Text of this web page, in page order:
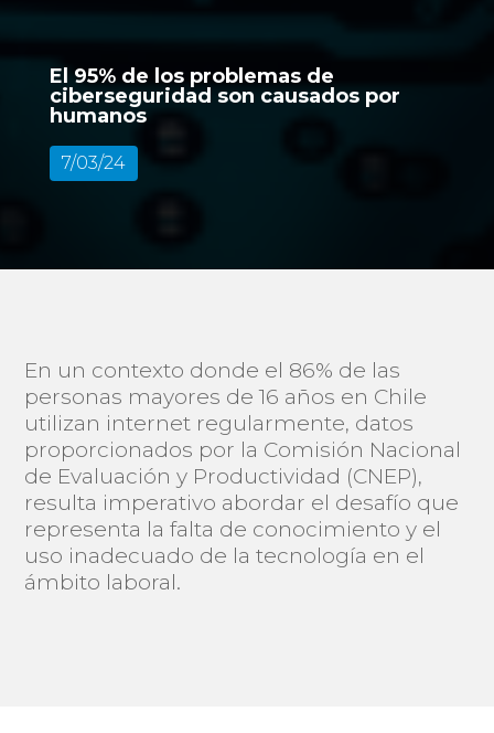
El 95% de los problemas de
ciberseguridad son causados por
humanos
7/03/24
En un contexto donde el 86% de las
personas mayores de 16 años en Chile
utilizan internet regularmente, datos
proporcionados por la Comisión Nacional
de Evaluación y Productividad (CNEP),
resulta imperativo abordar el desafío que
representa la falta de conocimiento y el
uso inadecuado de la tecnología en el
ámbito laboral.